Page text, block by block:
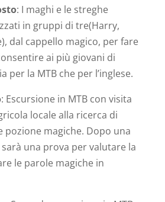
: I maghi e le streghe
in gruppi di tre(Harry,
dal cappello magico, per fare
ai più giovani di
per la MTB che per l’inglese.
: Escursione in MTB con visita
locale alla ricerca di
pozione magiche. Dopo una
una prova per valutare la
le parole magiche in